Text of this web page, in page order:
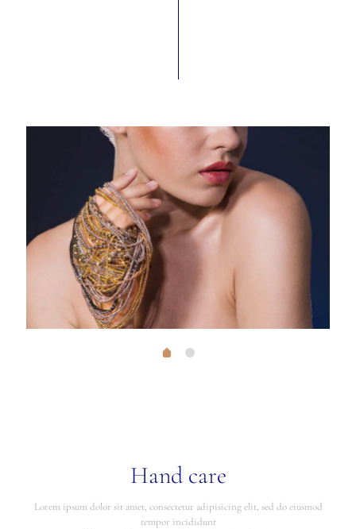
Hand care
Lorem ipsum dolor sit amet, consectetur adipisicing elit, sed do eiusmod
tempor incididunt